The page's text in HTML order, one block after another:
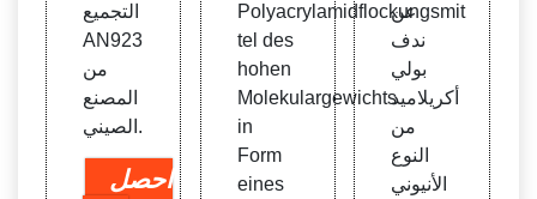
التجميع
AN923
من
المصنع
الصيني.
احصل
Polyacrylamidflockungsmit
tel des
hohen
Molekulargewichts
in
Form
eines
عن
ندف
بولي
أكريلاميد
من
النوع
الأنيوني